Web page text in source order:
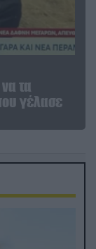
τα
γέλασε